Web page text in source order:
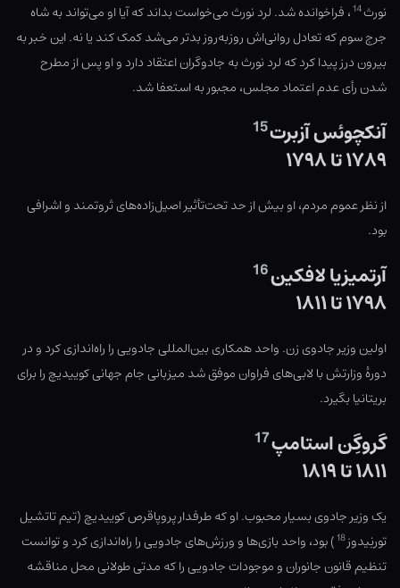
نورث14، فراخوانده شد. لرد نورث می‌خواست بداند که آیا او می‌تواند به شاه
جرج سوم که تعادل روانی‌اش روزبه‌روز بدتر می‌شد کمک کند یا نه. این خبر به
بیرون درز پیدا کرد که لرد نورث به جادوگران اعتقاد دارد و او پس از مطرح
شدن رأی عدم اعتماد مجلس، مجبور به استعفا شد.
آنکچوئس آزبرت15
۱۷۸۹ تا ۱۷۹۸
از نظر عموم مردم، او بیش از حد تحت‌تأثیر اصیل‌زاده‌های ثروتمند و اشرافی
بود.
آرتمیزیا لافکین16
۱۷۹۸ تا ۱۸۱۱
اولین وزیر جادوی زن. واحد همکاری بین‌المللی جادویی را راه‌اندازی کرد و در
دورهٔ وزارتش با لابی‌های فراوان موفق شد میزبانی جام جهانی کوییدیچ را برای
بریتانیا بگیرد.
گروگِن استامپ17
۱۸۱۱ تا ۱۸۱۹
یک وزیر جادوی بسیار محبوب. او که طرفدار پروپاقرص کوییدیچ (تیم تاتشیل
تورنِیدوز18) بود، واحد بازی‌ها و ورزش‌های جادویی را راه‌اندازی کرد و توانست
تنظیم قانون جانوران و موجودات جادویی را که مدتی طولانی محل مناقشه